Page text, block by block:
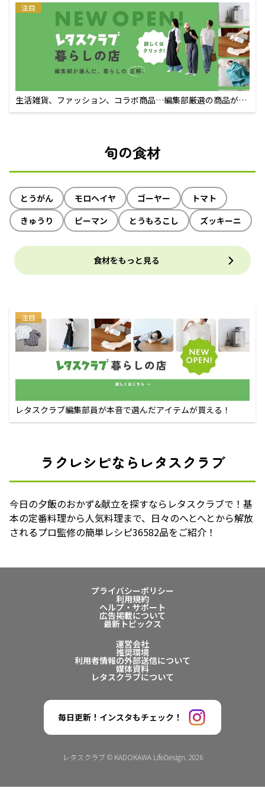
注目
生活雑貨、ファッション、コラボ商品…編集部厳選の商品が買
えるECサイト
旬の食材
とうがん モロヘイヤ ゴーヤー
トマト
きゅうり
ピーマン とうもろこし ズッキーニ
食材をもっと見る
注目
レタスクラブ編集部員が本音で選んだアイテムが買える！
ラクレシピならレタスクラブ
今日の夕飯のおかず&献立を探すならレタスクラブで！基
本の定番料理から人気料理まで、日々のへとへとから解放
されるプロ監修の簡単レシピ36582品をご紹介！
プライバシーポリシー
利用規約
ヘルプ・サポート
広告掲載について
最新トピックス
運営会社
推奨環境
利用者情報の外部送信について
媒体資料
レタスクラブについて
毎日更新！インスタもチェック！
レタスクラブ © KADOKAWA LifeDesign. 2026